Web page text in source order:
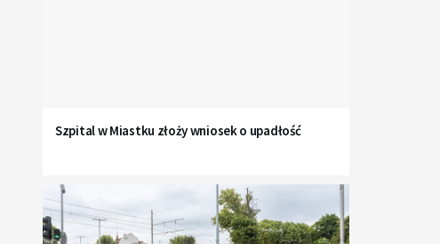
Szpital w Miastku złoży wniosek o upadłość